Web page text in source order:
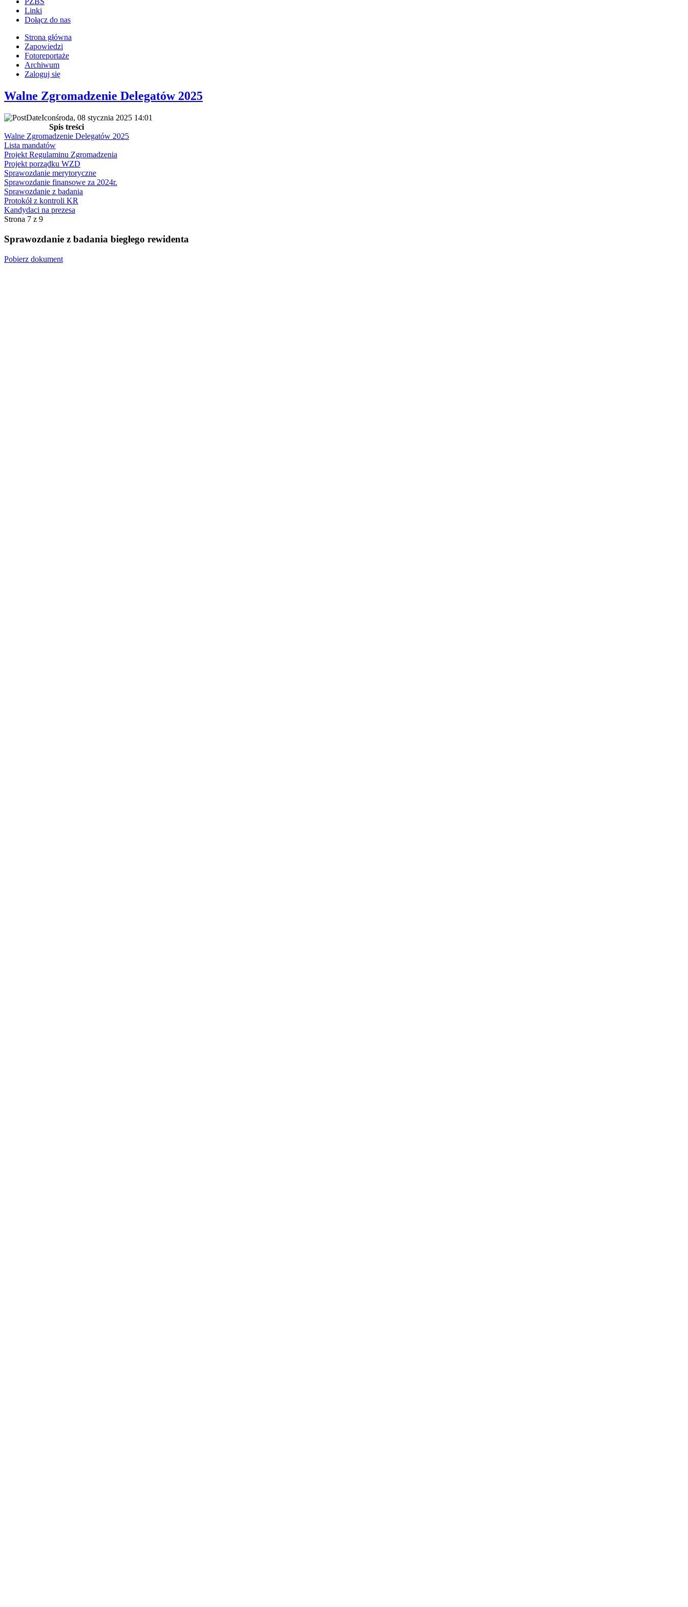
Linki
Dołącz do nas
Strona główna
Zapowiedzi
Fotoreportaże
Archiwum
Zaloguj się
Walne Zgromadzenie Delegatów 2025
środa, 08 stycznia 2025 14:01
Spis treści
Walne Zgromadzenie Delegatów 2025
Lista mandatów
Projekt Regulaminu Zgromadzenia
Projekt porządku WZD
Sprawozdanie merytoryczne
Sprawozdanie finansowe za 2024r.
Sprawozdanie z badania
Protokół z kontroli KR
Kandydaci na prezesa
Strona 7 z 9
Sprawozdanie z badania biegłego rewidenta
Pobierz dokument